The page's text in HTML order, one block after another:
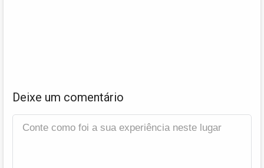
Deixe um comentário